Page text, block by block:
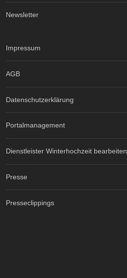
Newsletter
Impressum
AGB
Datenschutzerklärung
Portalmanagement
Dienstleister Winterhochzeit bearbeiten
Presse
Presseclippings